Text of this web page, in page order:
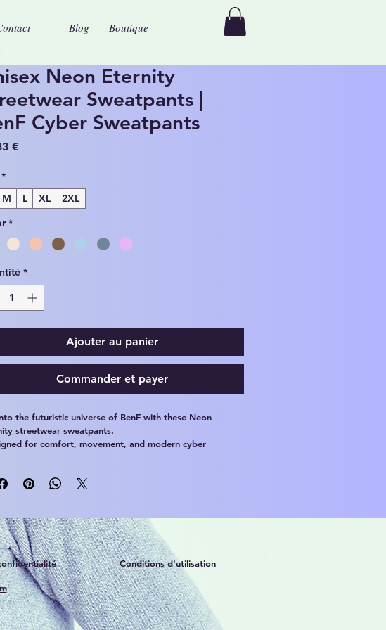
Blog Boutique
Neon Eternity
Sweatpants |
Cyber Sweatpants
€
*
M L XL
2XL
*
*
Ajouter au panier
Commander et payer
the futuristic universe of BenF with these Neon
streetwear sweatpants.
streetwear culture.
garment-dyed fleece fabric
unisex fit
BenF neon signature design
everyday streetwear style
cyber-inspired aesthetic
Conditions d'utilisation